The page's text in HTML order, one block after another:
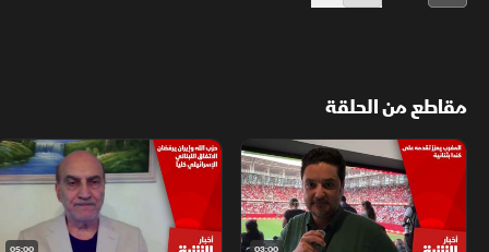
مقاطع من الحلقة
03:00
05:00